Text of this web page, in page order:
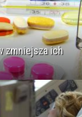
zmniejsza ich